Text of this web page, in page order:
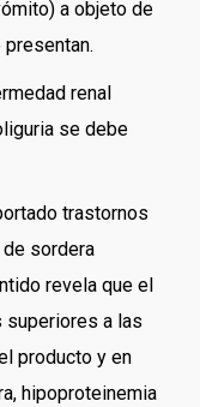
a objeto de
renal
se debe
trastornos
sordera
revela que el
a las
producto y en
hipoproteinemia